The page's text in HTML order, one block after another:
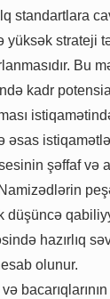
standartlara
yüksək strateji
Bu
kadr
əsas
şəffaf və
düşüncə
hazırlıq
olunur.